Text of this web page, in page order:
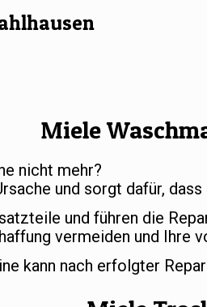
Miele
nicht mehr?
und sorgt dafür,
und führen die
vermeiden und Ihre
kann nach erfolgter